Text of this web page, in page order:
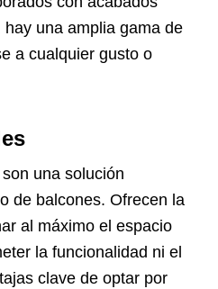
una amplia gama de
a cualquier gusto o
una solución
de balcones. Ofrecen la
al máximo el espacio
la funcionalidad ni el
clave de optar por